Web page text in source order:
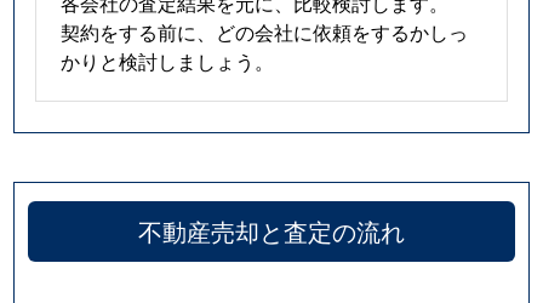
契約をする前に、どの会社に依頼をするかしっ
かりと検討しましょう。
不動産売却と査定の流れ